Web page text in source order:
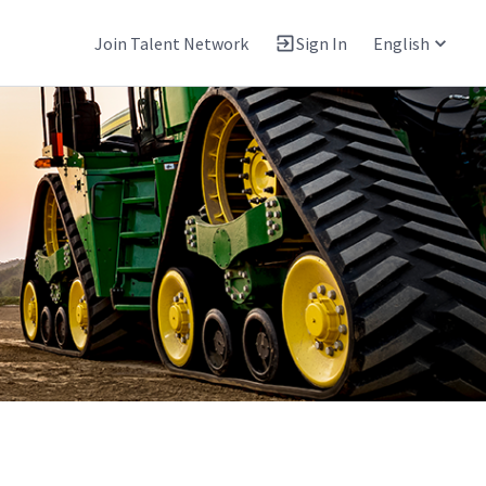
Join Talent Network Sign In English